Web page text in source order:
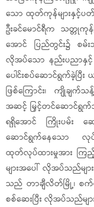
သော ထုတ်ကုန်များနှင့်ပ
ဦးခင်မောင်ရီက သတ္တုကုန်
အောင် ပြည်တွင်း၌ စမ်း
လိုအပ်သော နည်းပညာနှင့်
ပေါင်းစပ်ဆောင်ရွက်ခဲ့
ဖြစ်ကြောင်း၊ ကျို
အဆင့် မြှင့်တင်ဆောင်ရွက်
ရရှိအောင် ကြိုးပမ်း ဆေ
ဆောင်ရွက်နေသော လု
ထုတ်လုပ်ထားမှုအား ကြည့်ရှု
များအပေါ် လိုအပ်သည်မျ
သည် တာချီလိတ်မြို့၊ စက်
စစ်ဆေးပြီး လိုအပ်သည်မျာ